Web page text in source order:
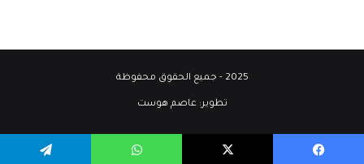
2025 - جميع الحقوق محفوظة
تطوير:عاصم هوست